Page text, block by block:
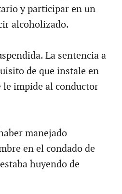
y participar en un
alcoholizado.
La sentencia a
de que instale en
le impide al conductor
manejado
en el condado de
huyendo de